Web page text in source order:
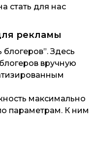
стать для нас
рекламы
Здесь
вручную
максимально
параметрам. К ним